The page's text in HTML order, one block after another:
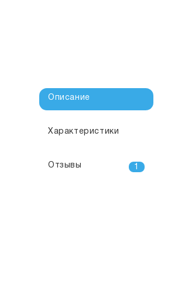
Описание
Характеристики
Отзывы 1